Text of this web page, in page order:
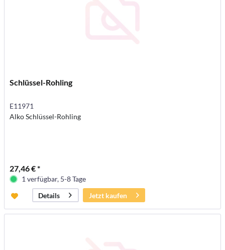
Schlüssel-Rohling
E11971
Alko Schlüssel-Rohling
27,46 € *
1 verfügbar, 5-8 Tage
Details
Jetzt kaufen